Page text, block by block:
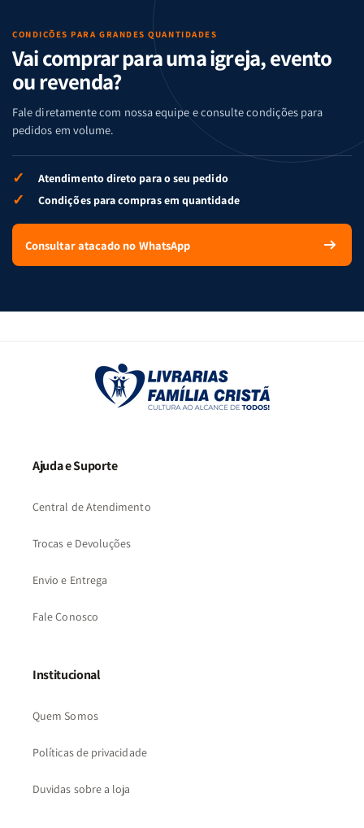
CONDIÇÕES PARA GRANDES QUANTIDADES
Vai comprar para uma igreja, evento
ou revenda?
Fale diretamente com nossa equipe e consulte condições para
pedidos em volume.
✓ Atendimento direto para o seu pedido
✓ Condições para compras em quantidade
Consultar atacado no WhatsApp
Ajuda e Suporte
Central de Atendimento
Trocas e Devoluções
Envio e Entrega
Fale Conosco
Institucional
Quem Somos
Políticas de privacidade
Duvidas sobre a loja